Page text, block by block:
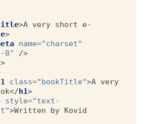
>A very short e-
>
name="charset"
8"
/>
>
class="bookTitle">A very
</h1>
style="text-
>Written by Kovid